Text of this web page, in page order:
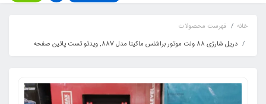
خانه
فهرست محصولات
دریل شارژی 88 ولت موتور براشلس ماکیتا مدل 88V, ویدئو تست پائین صفحه